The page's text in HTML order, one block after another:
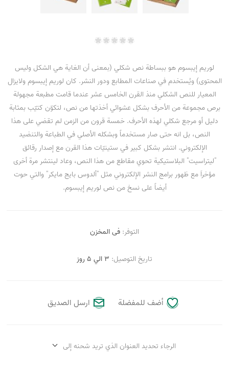
لوريم إيبسوم هو ببساطة نص شكلي (بمعنى أن الغاية هي الشكل وليس
المحتوى) ويُستخدم في صناعات المطابع ودور النشر. كان لوريم إيبسوم ولايزال
المعيار للنص الشكلي منذ القرن الخامس عشر عندما قامت مطبعة مجهولة
برص مجموعة من الأحرف بشكل عشوائي أخذتها من نص، لتكوّن كتيّب بمثابة
دليل أو مرجع شكلي لهذه الأحرف. خمسة قرون من الزمن لم تقضي على هذا
النص، بل انه حتى صار مستخدماً وبشكله الأصلي في الطباعة والتنضيد
الإلكتروني. انتشر بشكل كبير في ستينيّات هذا القرن مع إصدار رقائق
"ليتراسيت" البلاستيكية تحوي مقاطع من هذا النص، وعاد لينتشر مرة أخرى
مؤخراَ مع ظهور برامج النشر الإلكتروني مثل "ألدوس بايج مايكر" والتي حوت
أيضاً على نسخ من نص لوريم إيبسوم.
التوفر: فى المخزن
تاريخ التوصيل: 3 الي 5 روز
أضف للمفضلة ارسل الصديق
الرجاء تحديد العنوان الذي تريد شحنه إلى